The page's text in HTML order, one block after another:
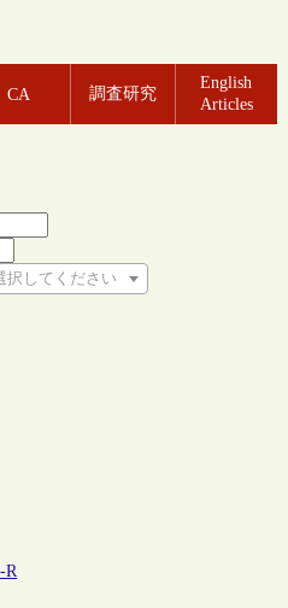
CA 調査研究
English
Articles
択してください
さい
R